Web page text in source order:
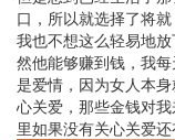
口，所以就选择了将
我也不想这么轻易地
然他能够赚到钱，我
是爱情，因为女人本
心关爱，那些金钱对
里如果没有关心关爱